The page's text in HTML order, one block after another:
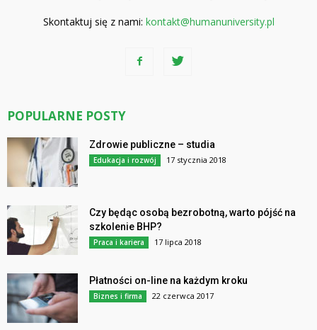
Skontaktuj się z nami: kontakt@humanuniversity.pl
POPULARNE POSTY
Zdrowie publiczne – studia
Edukacja i rozwój 17 stycznia 2018
Czy będąc osobą bezrobotną, warto pójść na
szkolenie BHP?
Praca i kariera 17 lipca 2018
Płatności on-line na każdym kroku
Biznes i firma 22 czerwca 2017